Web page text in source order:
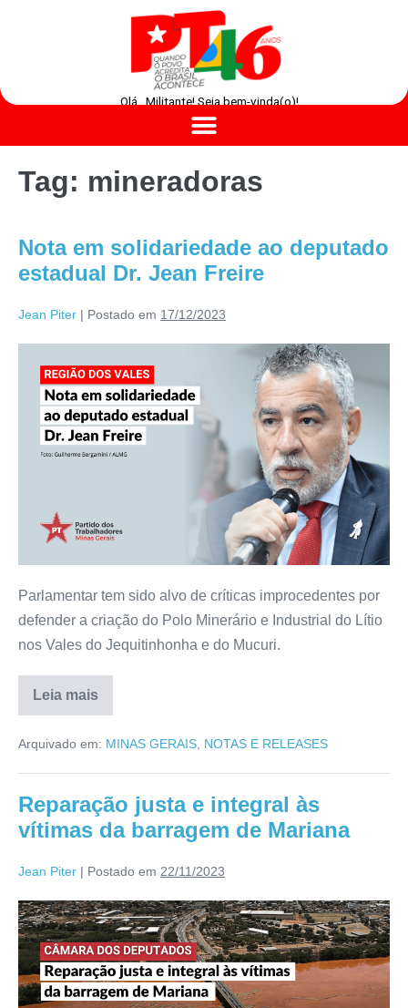
Olá , Militante! Seja bem-vinda(o)!
Tag: mineradoras
Nota em solidariedade ao deputado
estadual Dr. Jean Freire
Jean Piter | Postado em 17/12/2023
Parlamentar tem sido alvo de críticas improcedentes por
defender a criação do Polo Minerário e Industrial do Lítio
nos Vales do Jequitinhonha e do Mucuri.
Leia mais
Arquivado em: MINAS GERAIS NOTAS E RELEASES
Reparação justa e integral às
vítimas da barragem de Mariana
Jean Piter | Postado em 22/11/2023